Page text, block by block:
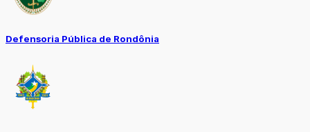
Defensoria Pública de Rondônia